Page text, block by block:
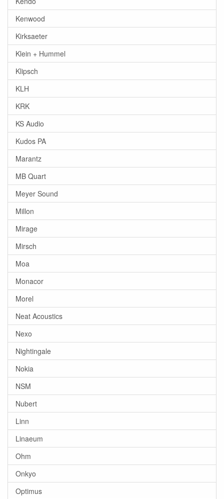
Kenwood
Kirksaeter
Klein + Hummel
Klipsch
KLH
KRK
KS Audio
Kudos PA
Marantz
MB Quart
Meyer Sound
Millon
Mirage
Mirsch
Moa
Monacor
Morel
Neat Acoustics
Nexo
Nightingale
Nokia
NSM
Nubert
Linn
Linaeum
Ohm
Onkyo
Optimus